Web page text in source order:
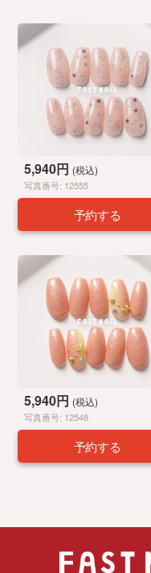
5,940円 (税込)
写真番号: 12555
予約する
5,940円 (税込)
写真番号: 12548
予約する